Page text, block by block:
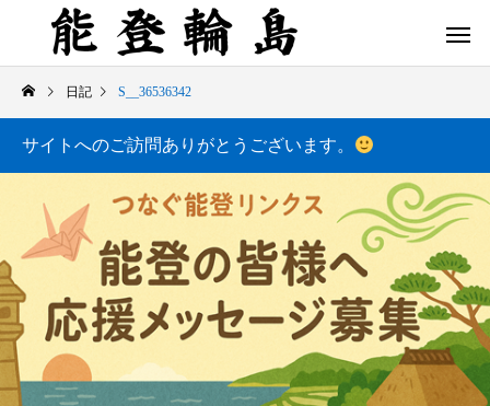
日記 S__36536342
サイトへのご訪問ありがとうございます。